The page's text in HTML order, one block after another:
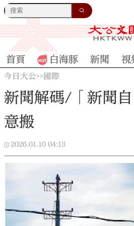
首頁 白海豚 新聞 視
今日大公>> 國際
新聞解碼/「新聞
意搬
2026.01.10 04:13